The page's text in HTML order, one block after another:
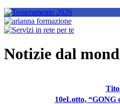
Notizie dal
10eLotto, “GONG